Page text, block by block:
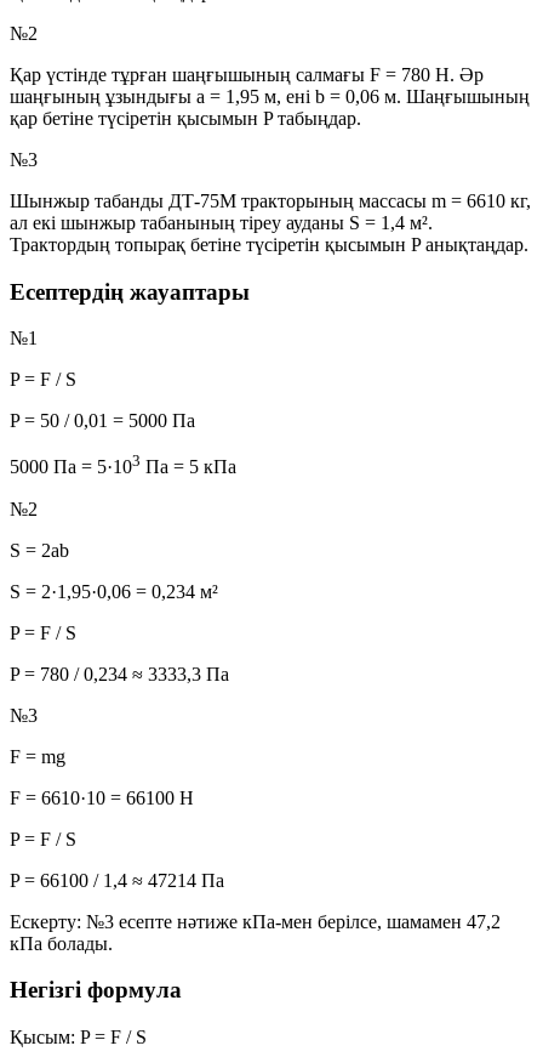
№2
Қар үстінде тұрған шаңғышының салмағы F = 780 Н. Әр
шаңғының ұзындығы a = 1,95 м, ені b = 0,06 м. Шаңғышының
қар бетіне түсіретін қысымын Pтабыңдар.
№3
Шынжыр табанды ДТ-75М тракторының массасы m = 6610 кг,
ал екі шынжыр табанының тіреу ауданы S = 1,4 м².
Трактордың топырақ бетіне түсіретін қысымын Pанықтаңдар.
Есептердің жауаптары
№1
P = F / S
P = 50 / 0,01 = 5000 Па
5000 Па = 5·103 Па = 5 кПа
№2
S = 2ab
S = 2·1,95·0,06 = 0,234 м²
P = F / S
P = 780 / 0,234 ≈ 3333,3 Па
№3
F = mg
F = 6610·10 = 66100 Н
P = F / S
P = 66100 / 1,4 ≈ 47214 Па
Ескерту: №3 есепте нәтиже кПа-мен берілсе, шамамен 47,2
кПа болады.
Негізгі формула
Қысым: P = F / S